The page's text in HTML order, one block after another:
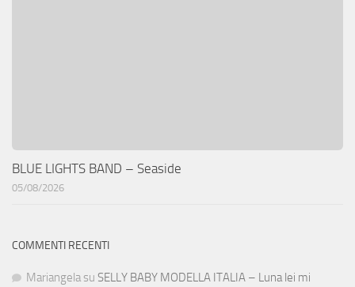
BLUE LIGHTS BAND – Seaside
05/08/2026
COMMENTI RECENTI
Mariangela su SELLY BABY MODELLA ITALIA – Luna lei mi